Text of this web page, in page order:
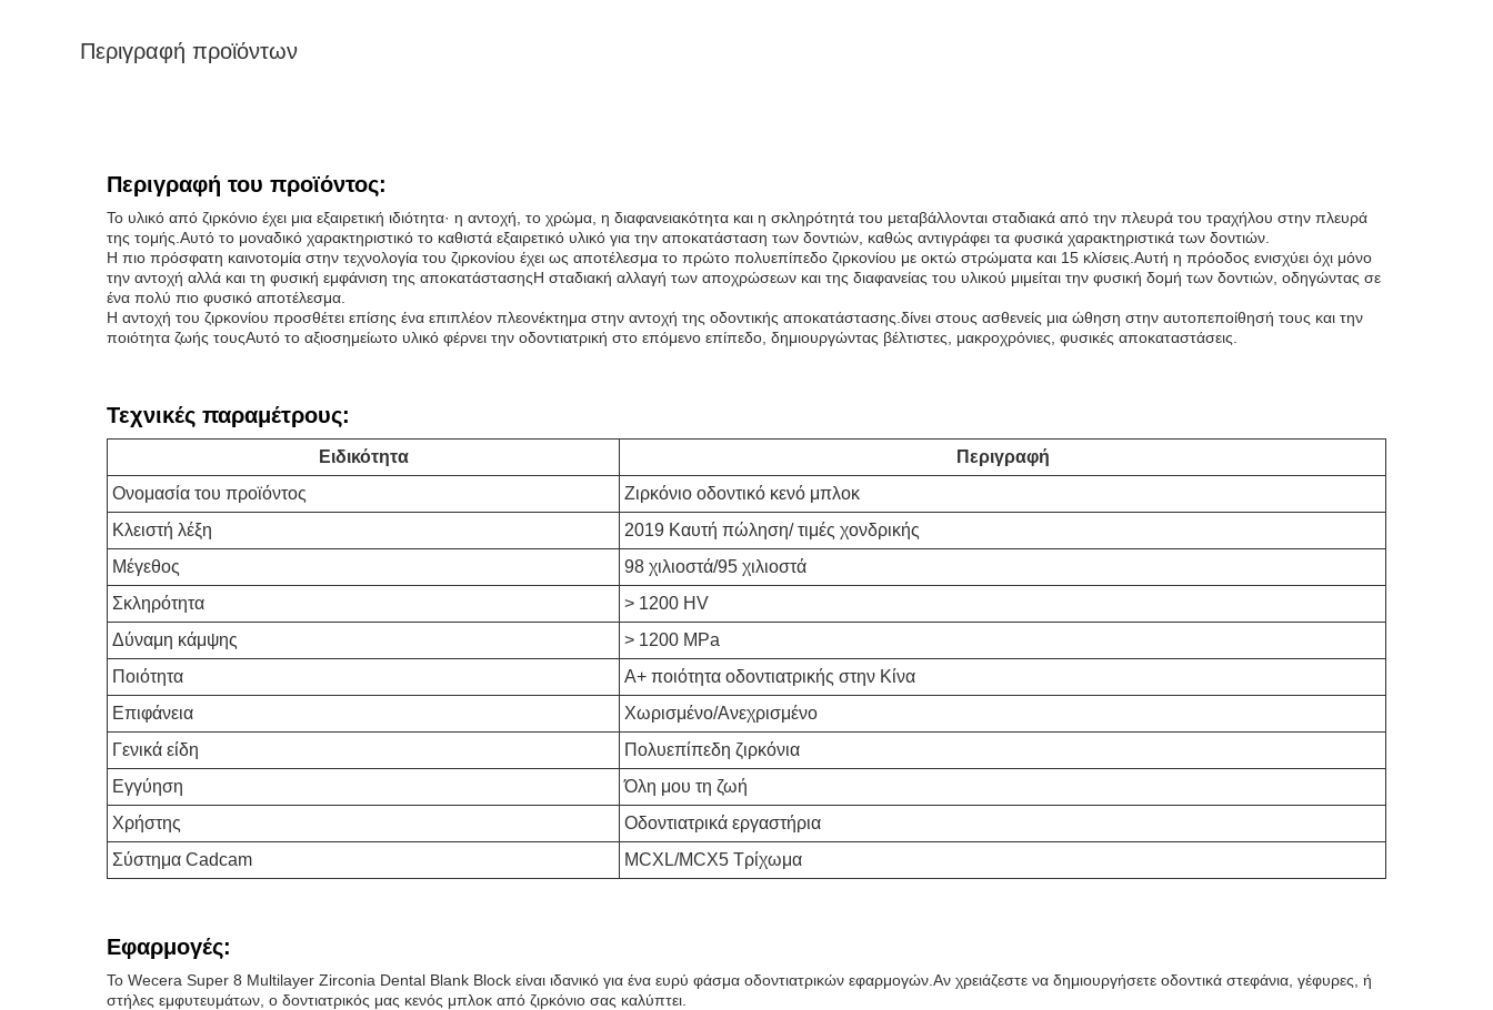
Περιγραφή προϊόντων
Περιγραφή του προϊόντος:
Το υλικό από ζιρκόνιο έχει μια εξαιρετική ιδιότητα· η αντοχή, το χρώμα, η διαφανειακότητα και η σκληρότητά του μεταβάλλονται σταδιακά από την πλευρά του τραχήλου στην πλευρά
της τομής.Αυτό το μοναδικό χαρακτηριστικό το καθιστά εξαιρετικό υλικό για την αποκατάσταση των δοντιών, καθώς αντιγράφει τα φυσικά χαρακτηριστικά των δοντιών.
Η πιο πρόσφατη καινοτομία στην τεχνολογία του ζιρκονίου έχει ως αποτέλεσμα το πρώτο πολυεπίπεδο ζιρκονίου με οκτώ στρώματα και 15 κλίσεις.Αυτή η πρόοδος ενισχύει όχι μόνο
την αντοχή αλλά και τη φυσική εμφάνιση της αποκατάστασηςΗ σταδιακή αλλαγή των αποχρώσεων και της διαφανείας του υλικού μιμείται την φυσική δομή των δοντιών, οδηγώντας σε
ένα πολύ πιο φυσικό αποτέλεσμα.
Η αντοχή του ζιρκονίου προσθέτει επίσης ένα επιπλέον πλεονέκτημα στην αντοχή της οδοντικής αποκατάστασης.δίνει στους ασθενείς μια ώθηση στην αυτοπεποίθησή τους και την
ποιότητα ζωής τουςΑυτό το αξιοσημείωτο υλικό φέρνει την οδοντιατρική στο επόμενο επίπεδο, δημιουργώντας βέλτιστες, μακροχρόνιες, φυσικές αποκαταστάσεις.
Τεχνικές παραμέτρους:
Ειδικότητα
Περιγραφή
Ονομασία του προϊόντος
Ζιρκόνιο οδοντικό κενό μπλοκ
Κλειστή λέξη
2019 Καυτή πώληση/ τιμές χονδρικής
Μέγεθος
98 χιλιοστά/95 χιλιοστά
Σκληρότητα
> 1200 HV
Δύναμη κάμψης
> 1200 MPa
Ποιότητα
Α+ ποιότητα οδοντιατρικής στην Κίνα
Επιφάνεια
Χωρισμένο/Ανεχρισμένο
Γενικά είδη
Πολυεπίπεδη ζιρκόνια
Εγγύηση
Όλη μου τη ζωή
Χρήστης
Οδοντιατρικά εργαστήρια
Σύστημα Cadcam
MCXL/MCX5 Τρίχωμα
Εφαρμογές:
Το Wecera Super 8 Multilayer Zirconia Dental Blank Block είναι ιδανικό για ένα ευρύ φάσμα οδοντιατρικών εφαρμογών.Αν χρειάζεστε να δημιουργήσετε οδοντικά στεφάνια, γέφυρες, ή
στήλες εμφυτευμάτων, ο δοντιατρικός μας κενός μπλοκ από ζιρκόνιο σας καλύπτει.